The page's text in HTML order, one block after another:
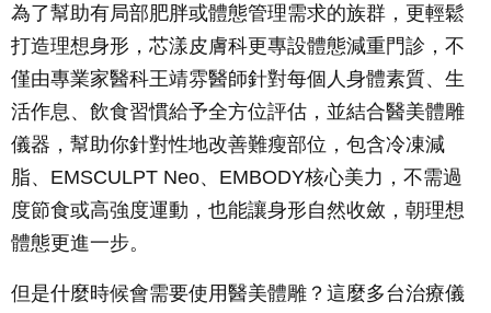
為了幫助有局部肥胖或體態管理需求的族群，更輕鬆
打造理想身形，芯漾皮膚科更專設體態減重門診，不
僅由專業家醫科王靖雰醫師針對每個人身體素質、生
活作息、飲食習慣給予全方位評估，並結合醫美體雕
儀器，幫助你針對性地改善難瘦部位，包含冷凍減
脂、EMSCULPT Neo、EMBODY核心美力，不需過
度節食或高強度運動，也能讓身形自然收斂，朝理想
體態更進一步。
但是什麼時候會需要使用醫美體雕？這麼多台治療儀